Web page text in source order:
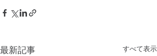
最新記事 すべて表示